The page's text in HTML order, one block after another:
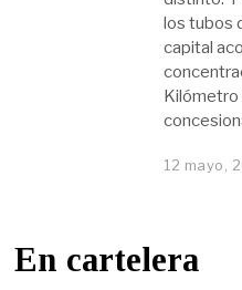
los tubos
capital
Kilómetro
12 mayo,
En cartelera